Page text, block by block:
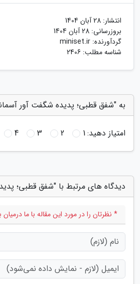
انتشار: 28 آبان 1404
بروزرسانی: 28 آبان 1404
گردآورنده: miniset.ir
شناسه مطلب: 2406
به "شفق قطبی؛ پدیده شگفت آور
امتیاز دهید:1
2
3
4
دیدگاه های مرتبط با "شفق قطبی؛
* نظرتان را در مورد این مقاله با ما درمیان